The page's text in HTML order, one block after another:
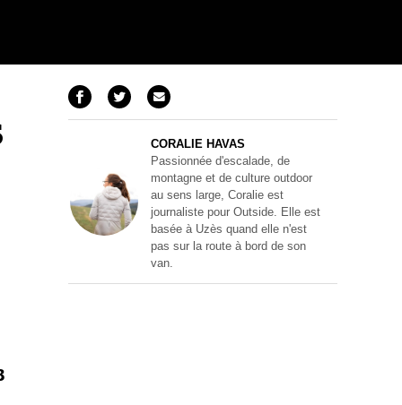
CORALIE HAVAS
Passionnée d'escalade, de
montagne et de culture outdoor
au sens large, Coralie est
journaliste pour Outside. Elle est
basée à Uzès quand elle n'est
pas sur la route à bord de son
van.